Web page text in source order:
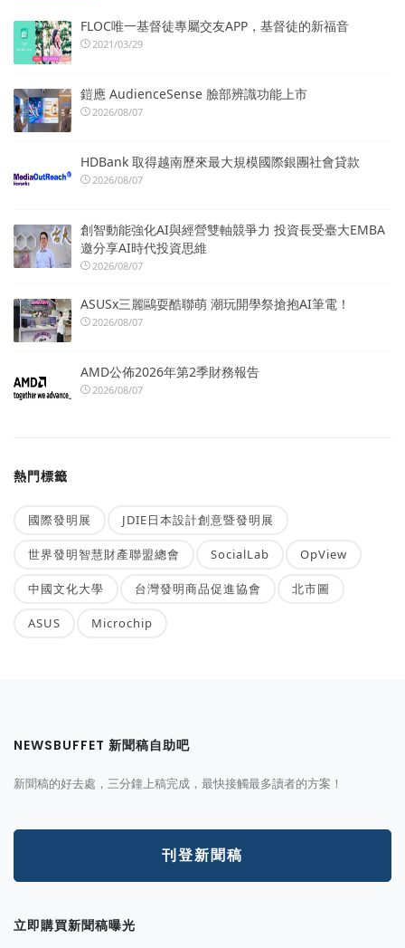
FLOC唯一基督徒專屬交友APP，基督徒的新福音
2021/03/29
鎧應 AudienceSense 臉部辨識功能上市
2026/08/07
HDBank 取得越南歷來最大規模國際銀團社會貸款
2026/08/07
創智動能強化AI與經營雙軸競爭力 投資長受臺大EMBA
邀分享AI時代投資思維
2026/08/07
ASUSx三麗鷗耍酷聯萌 潮玩開學祭搶抱AI筆電！
2026/08/07
AMD公佈2026年第2季財務報告
2026/08/07
熱門標籤
國際發明展 JDIE日本設計創意暨發明展
世界發明智慧財產聯盟總會 SocialLab OpView
中國文化大學 台灣發明商品促進協會 北市圖
ASUS Microchip
NEWSBUFFET 新聞稿自助吧
新聞稿的好去處，三分鐘上稿完成，最快接觸最多讀者的方案！
刊登新聞稿
立即購買新聞稿曝光